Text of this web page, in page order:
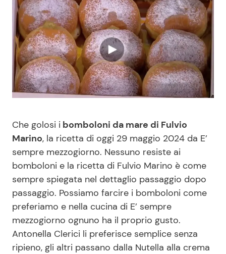
News Cinema
News Musica
News Spettacolo
News dal mondo
Benessere
Casa
Moda e Style
Mondo Mamma
News benessere
Salute
Cucina e Ricette
Consigli di Cucina
Dolci
Le Ricette in TV
Primi Piatti
Ricette Facili e Veloci
Che golosi i bomboloni da mare di Fulvio
Marino, la ricetta di oggi 29 maggio 2024 da E’
sempre mezzogiorno. Nessuno resiste ai
bomboloni e la ricetta di Fulvio Marino è come
sempre spiegata nel dettaglio passaggio dopo
passaggio. Possiamo farcire i bomboloni come
preferiamo e nella cucina di E’ sempre
mezzogiorno ognuno ha il proprio gusto.
Antonella Clerici li preferisce semplice senza
ripieno, gli altri passano dalla Nutella alla crema